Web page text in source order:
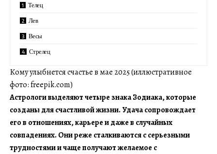
Телец
Лев
Весы
Стрелец
Кому улыбнется счастье в мае 2025 (иллюстративное
фото: freepik.com)
Астрологи выделяют четыре знака Зодиака, которые
созданы для счастливой жизни. Удача сопровождает
его в отношениях, карьере и даже в случайных
совпадениях. Они реже сталкиваются с серьезными
трудностями и чаще получают желаемое с